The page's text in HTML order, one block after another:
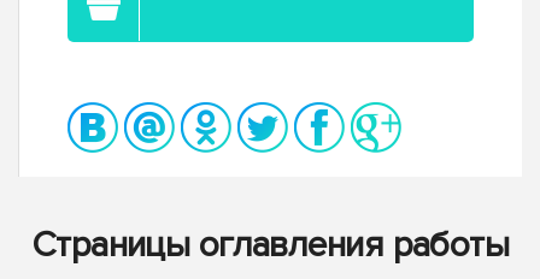
Страницы оглавления работы